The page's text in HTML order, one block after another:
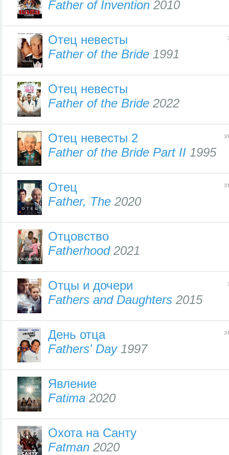
Father of Invention 2010
Отец невесты
Father of the Bride 1991
Отец невесты
Father of the Bride 2022
Отец невесты 2
Father of the Bride Part II 1995
Отец
Father, The 2020
Отцовство
Fatherhood2021
Отцы и дочери
Fathers and Daughters 2015
День отца
Fathers' Day1997
Явление
Fatima 2020
Охота на Санту
Fatman 2020